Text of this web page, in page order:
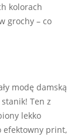
kolorach
grochy – co
modę damską
Ten z
lekko
efektowny print,